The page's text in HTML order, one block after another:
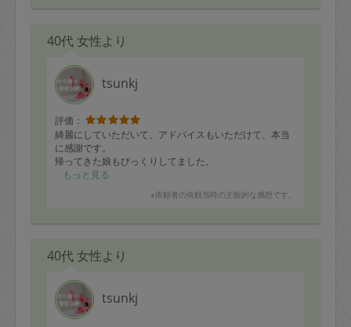
・大根とツナのサラダ
ん！」なのですが、あAyaさんのありがたい所は、冷蔵
庫のの余り物を見て私の苦手に気付いて下さる事です。
主人の実家から大量に送られて来る野菜を消費し切れず
に困っていたのですが、それを見抜いたAyaさよが作業
終了後に萎れた大根をさっと剥いて塩揉みして下さいま
した。
あとで柚子の皮とかんたん酢で柚子大根にすればまだま
だ美味しく食べられるとの事。(今朝つまみ食いしたら美
味しい柚子大根になっていました！)
イスして冷凍保存しました。
す。
40代 女性より
tsunkj
評価：
綺麗にしていただいて、アドバイスもいただけて、本当
に感謝です。
帰ってきた娘もびっくりしてました。
もっと見る
※依頼者の依頼当時の主観的な感想です。
40代 女性より
tsunkj